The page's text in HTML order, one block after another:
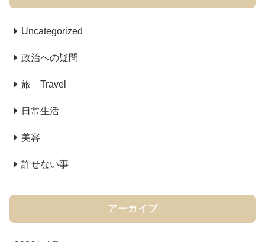
Uncategorized
政治への疑問
旅 Travel
日常生活
美容
許せない事
アーカイブ